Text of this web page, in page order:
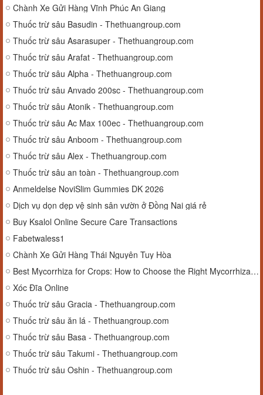
Chành Xe Gửi Hàng Vĩnh Phúc An Giang
Thuốc trừ sâu Basudin - Thethuangroup.com
Thuốc trừ sâu Asarasuper - Thethuangroup.com
Thuốc trừ sâu Arafat - Thethuangroup.com
Thuốc trừ sâu Alpha - Thethuangroup.com
Thuốc trừ sâu Anvado 200sc - Thethuangroup.com
Thuốc trừ sâu Atonik - Thethuangroup.com
Thuốc trừ sâu Ac Max 100ec - Thethuangroup.com
Thuốc trừ sâu Anboom - Thethuangroup.com
Thuốc trừ sâu Alex - Thethuangroup.com
Thuốc trừ sâu an toàn - Thethuangroup.com
Anmeldelse NoviSlim Gummies DK 2026
Dịch vụ dọn dẹp vệ sinh sân vườn ở Đồng Nai giá rẻ
Buy Ksalol Online Secure Care Transactions
Fabetwaless1
Chành Xe Gửi Hàng Thái Nguyên Tuy Hòa
Best Mycorrhiza for Crops: How to Choose the Right Mycorrhizal Biofertilizer
Xóc Đĩa Online
Thuốc trừ sâu Gracia - Thethuangroup.com
Thuốc trừ sâu ăn lá - Thethuangroup.com
Thuốc trừ sâu Basa - Thethuangroup.com
Thuốc trừ sâu Takumi - Thethuangroup.com
Thuốc trừ sâu Oshin - Thethuangroup.com